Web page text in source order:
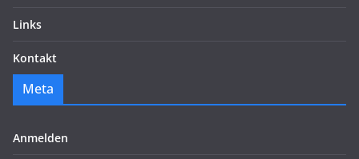
Links
Kontakt
Meta
Anmelden